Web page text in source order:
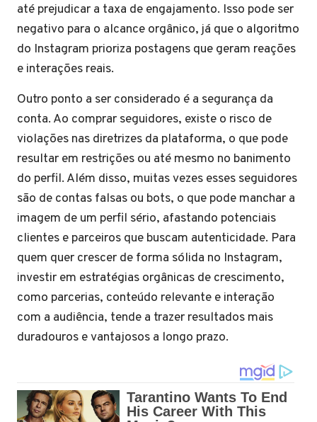
até prejudicar a taxa de engajamento. Isso pode ser
negativo para o alcance orgânico, já que o algoritmo
do Instagram prioriza postagens que geram reações
e interações reais.
Outro ponto a ser considerado é a segurança da
conta. Ao comprar seguidores, existe o risco de
violações nas diretrizes da plataforma, o que pode
resultar em restrições ou até mesmo no banimento
do perfil. Além disso, muitas vezes esses seguidores
são de contas falsas ou bots, o que pode manchar a
imagem de um perfil sério, afastando potenciais
clientes e parceiros que buscam autenticidade. Para
quem quer crescer de forma sólida no Instagram,
investir em estratégias orgânicas de crescimento,
como parcerias, conteúdo relevante e interação
com a audiência, tende a trazer resultados mais
duradouros e vantajosos a longo prazo.